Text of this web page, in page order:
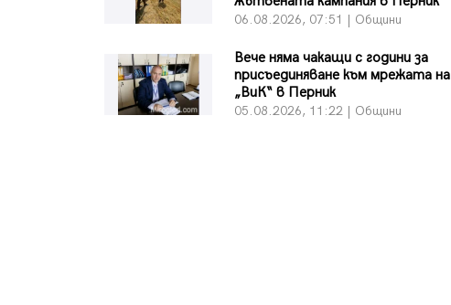
06.08.2026, 07:51 | Общини
Вече няма чакащи с години за
присъединяване към мрежата на
„ВиК“ в Перник
05.08.2026, 11:22 | Общини